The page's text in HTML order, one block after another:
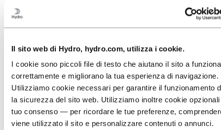
Il sito web di Hydro, hydro.com, utilizza i cookie.
I cookie sono piccoli file di testo che aiutano il sito a
correttamente e migliorano la tua esperienza di navigazione.
Utilizziamo cookie necessari per garantire il funzionamento
la sicurezza del sito web. Utilizziamo inoltre cookie
tuo consenso — per ricordare le tue preferenze,
viene utilizzato il sito e personalizzare contenuti o annunci.